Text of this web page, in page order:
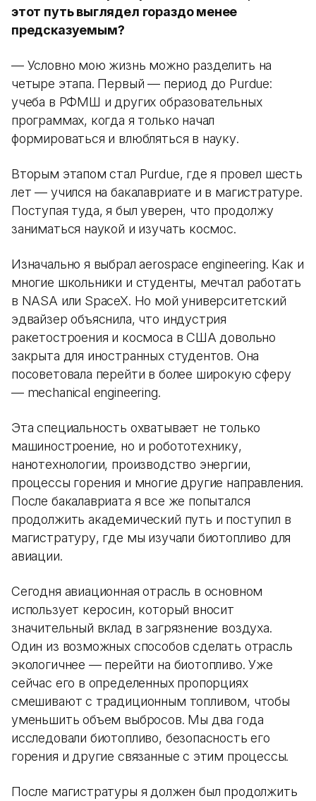
этот путь выглядел гораздо менее
предсказуемым?
— Условно мою жизнь можно разделить на
четыре этапа. Первый — период до Purdue:
учеба в РФМШ и других образовательных
программах, когда я только начал
формироваться и влюбляться в науку.
Вторым этапом стал Purdue, где я провел шесть
лет — учился на бакалавриате и в магистратуре.
Поступая туда, я был уверен, что продолжу
заниматься наукой и изучать космос.
Изначально я выбрал aerospace engineering. Как и
многие школьники и студенты, мечтал работать
в NASA или SpaceX. Но мой университетский
эдвайзер объяснила, что индустрия
ракетостроения и космоса в США довольно
закрыта для иностранных студентов. Она
посоветовала перейти в более широкую сферу
— mechanical engineering.
Эта специальность охватывает не только
машиностроение, но и робототехнику,
нанотехнологии, производство энергии,
процессы горения и многие другие направления.
После бакалавриата я все же попытался
продолжить академический путь и поступил в
магистратуру, где мы изучали биотопливо для
авиации.
Сегодня авиационная отрасль в основном
использует керосин, который вносит
значительный вклад в загрязнение воздуха.
Один из возможных способов сделать отрасль
экологичнее — перейти на биотопливо. Уже
сейчас его в определенных пропорциях
смешивают с традиционным топливом, чтобы
уменьшить объем выбросов. Мы два года
исследовали биотопливо, безопасность его
горения и другие связанные с этим процессы.
После магистратуры я должен был продолжить